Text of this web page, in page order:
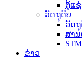
ຕູ້ແຊ່
ວັດ​ຖຸ​ດິບ
ວັດຖຸ
ສາ
ຂ່າວ